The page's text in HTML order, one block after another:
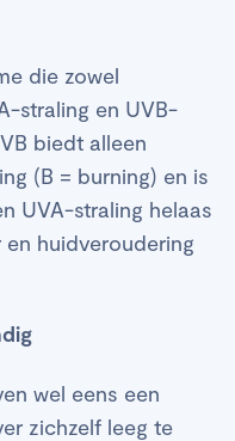
die zowel
straling en UVB-
biedt alleen
(B = burning) en is
UVA-straling helaas
huidveroudering
wel eens een
zichzelf leeg te